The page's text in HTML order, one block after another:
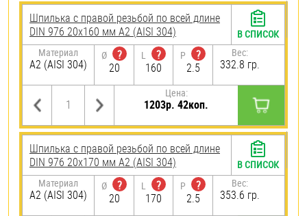
Шпилька с правой резьбой по всей длине
DIN 976 20х160 мм А2 (AISI 304)
Материал
А2 (AISI 304)
Ø
?
20
L
?
160
P
?
2.5
Вес:
332.8 гр.
Цена:
1203р. 42коп.
В СПИСОК
Шпилька с правой резьбой по всей длине
DIN 976 20х170 мм А2 (AISI 304)
Материал
А2 (AISI 304)
Ø
?
20
L
?
170
P
?
2.5
Вес:
353.6 гр.
В СПИСОК